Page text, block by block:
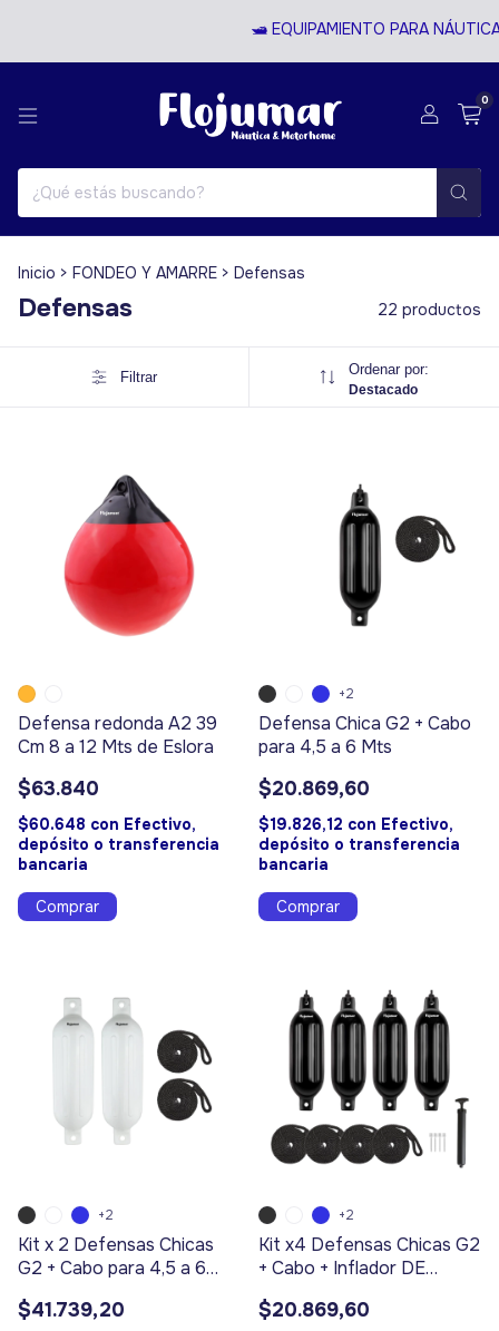
🛥️ EQUIPAMIENTO PARA NÁUTICA
0
Inicio > FONDEO Y AMARRE > Defensas
Defensas 22 productos
Filtrar Ordenar por:
Destacado
Defensa redonda A2 39
Cm 8 a 12 Mts de Eslora
$63.840
$60.648 con Efectivo,
depósito o transferencia
bancaria
Comprar
Defensa Chica G2 + Cabo
para 4,5 a 6 Mts
$20.869,60
$19.826,12 con Efectivo,
depósito o transferencia
bancaria
+2
Comprar
Kit x 2 Defensas Chicas
G2 + Cabo para 4,5 a 6
$41.739,20
+2
Kit x4 Defensas Chicas G2
+ Cabo + Inflador DE
$20.869,60
+2